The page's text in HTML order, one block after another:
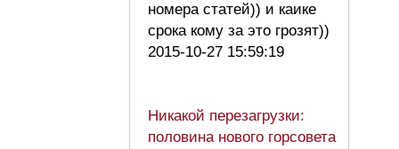
номера статей)) и каике
срока кому за это грозят))
2015-10-27 15:59:19
Никакой перезагрузки:
половина нового горсовета